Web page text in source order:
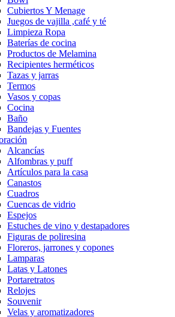
Cubiertos Y Menage
Juegos de vajilla ,café y té
Limpieza Ropa
Baterías de cocina
Productos de Melamina
Recipientes herméticos
Tazas y jarras
Termos
Vasos y copas
Cocina
Baño
Bandejas y Fuentes
Alcancías
Alfombras y puff
Artículos para la casa
Canastos
Cuadros
Cuencas de vidrio
Espejos
Estuches de vino y destapadores
Figuras de poliresina
Floreros, jarrones y copones
Lamparas
Latas y Latones
Portaretratos
Relojes
Souvenir
Velas y aromatizadores